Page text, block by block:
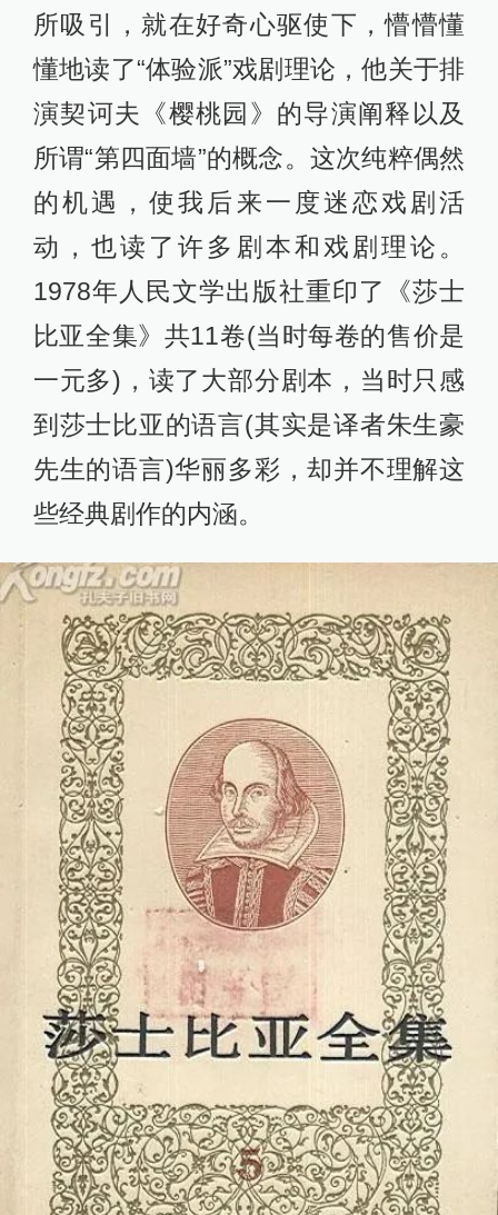
所吸引，就在好奇心驱使下，懵懵懂
懂地读了“体验派”戏剧理论，他关于排
演契诃夫《樱桃园》的导演阐释以及
所谓“第四面墙”的概念。这次纯粹偶然
的机遇，使我后来一度迷恋戏剧活
动，也读了许多剧本和戏剧理论。
1978年人民文学出版社重印了《莎士
比亚全集》共11卷(当时每卷的售价是
一元多)，读了大部分剧本，当时只感
到莎士比亚的语言(其实是译者朱生豪
先生的语言)华丽多彩，却并不理解这
些经典剧作的内涵。